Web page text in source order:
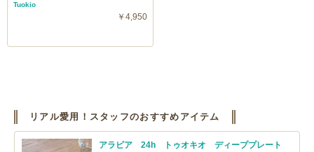
Tuokio
￥4,950
リアル愛用！スタッフのおすすめアイテム
アラビア 24h トゥオキオ ディーププレート